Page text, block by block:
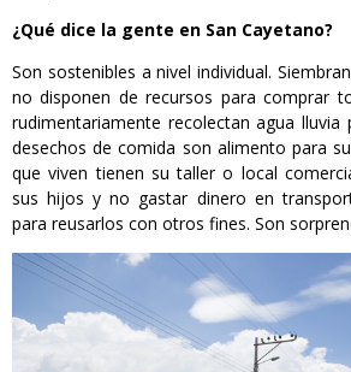
¿Qué dice la gente en San Cayetano?
Son sostenibles a nivel individual.
no disponen de recursos para comprar
rudimentariamente recolectan agua lluvia
desechos de comida son alimento para
que viven tienen su taller o local
sus hijos y no gastar dinero en
para reusarlos con otros fines. Son